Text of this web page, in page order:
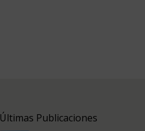
Últimas Publicaciones